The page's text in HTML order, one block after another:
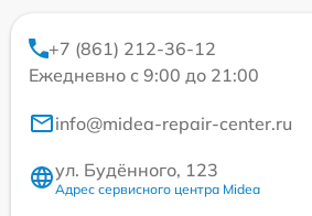
+7 (861) 212-36-12
Ежедневно с 9:00 до 21:00
info@midea-repair-center.ru
ул. Будённого, 123
Адрес сервисного центра Midea